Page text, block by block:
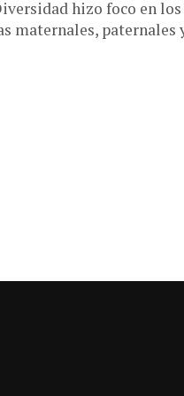
hizo foco en los
maternales, paternales